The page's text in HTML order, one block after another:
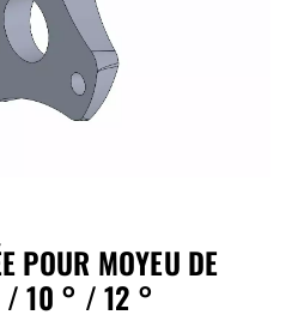
POUR MOYEU DE
/ 10 ° / 12 °